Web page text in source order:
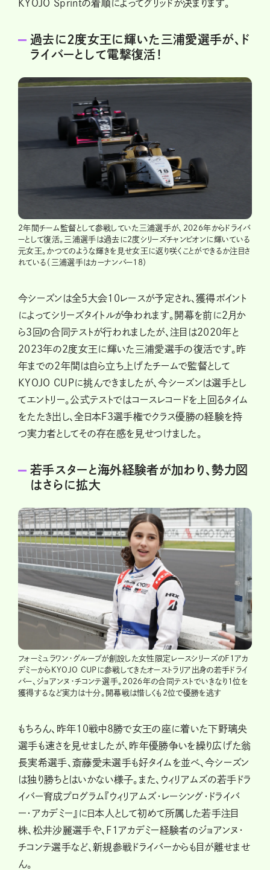
KYOJO Sprintの着順によってグリッドが決まります。
過去に2度女王に輝いた三浦愛選手が、ド
ライバーとして電撃復活！
2年間チーム監督として参戦していた三浦選手が、2026年からドライバ
ーとして復活。三浦選手は過去に2度シリーズチャンピオンに輝いている
元女王。かつてのような輝きを見せ女王に返り咲くことができるか注目さ
れている（三浦選手はカーナンバー18）
今シーズンは全5大会10レースが予定され、獲得ポイント
によってシリーズタイトルが争われます。開幕を前に2月か
ら3回の合同テストが行われましたが、注目は2020年と
2023年の2度女王に輝いた三浦愛選手の復活です。昨
年までの2年間は自ら立ち上げたチームで監督として
KYOJO CUPに挑んできましたが、今シーズンは選手とし
てエントリー。公式テストではコースレコードを上回るタイム
をたたき出し、全日本F3選手権でクラス優勝の経験を持
つ実力者としてその存在感を見せつけました。
若手スターと海外経験者が加わり、勢力図
はさらに拡大
フォーミュラワン・グループが創設した女性限定レースシリーズのF1アカ
デミーからKYOJO CUPに参戦してきたオーストラリア出身の若手ドライ
バー、ジョアンヌ・チコンテ選手。2026年の合同テストでいきなり1位を
獲得するなど実力は十分。開幕戦は惜しくも2位で優勝を逃す
もちろん、昨年10戦中8勝で女王の座に着いた下野璃央
選手も速さを見せましたが、昨年優勝争いを繰り広げた翁
長実希選手、斎藤愛未選手も好タイムを並べ、今シーズン
は独り勝ちとはいかない様子。また、ウィリアムズの若手ドラ
イバー育成プログラム『ウィリアムズ・レーシング・ドライバ
ー・アカデミー』に日本人として初めて所属した若手注目
株、松井沙麗選手や、F1アカデミー経験者のジョアンヌ・
チコンテ選手など、新規参戦ドライバーからも目が離せませ
ん。